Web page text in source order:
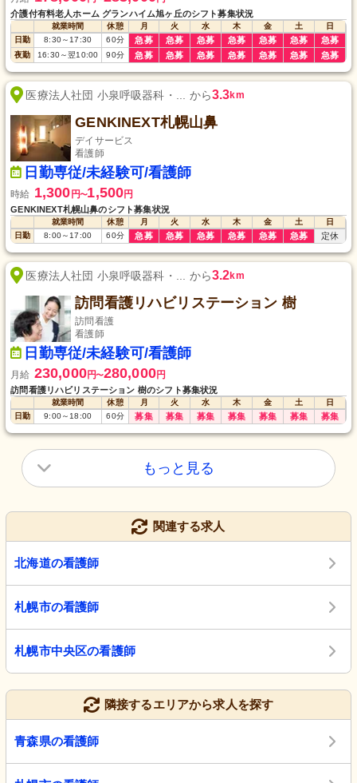
介護付有料老人ホーム グランハイム旭ヶ丘のシフト募集状況
就業時間 休憩 月 火 水 木 金 土
日
日勤
8:30～17:30 60分 急募 急募 急募 急募 急募 急募 急募
夜勤 16:30～翌10:00 90分 急募 急募 急募 急募 急募 急募 急募
医療法人社団 小泉呼吸器科・... から3.3km
GENKINEXT札幌山鼻
デイサービス
看護師
日勤専従/未経験可/看護師
時給 1,300 円〜1,500円
GENKINEXT札幌山鼻のシフト募集状況
就業時間 休憩 月 火 水 木 金 土
日
日勤
8:00～17:00 60分 急募 急募 急募 急募 急募 急募 定休
医療法人社団 小泉呼吸器科・... から3.2km
訪問看護リハビリステーション 樹
訪問看護
看護師
日勤専従/未経験可/看護師
月給 230,000円〜280,000円
訪問看護リハビリステーション 樹のシフト募集状況
就業時間 休憩 月 火 水 木 金 土
日
日勤
9:00～18:00 60分 募集 募集 募集 募集 募集 募集 募集
もっと見る
関連する求人
北海道の看護師
札幌市の看護師
札幌市中央区の看護師
隣接するエリアから求人を探す
青森県の看護師